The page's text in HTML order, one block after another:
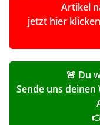
Artikel
jetzt hier
🚨 Du
Sende uns